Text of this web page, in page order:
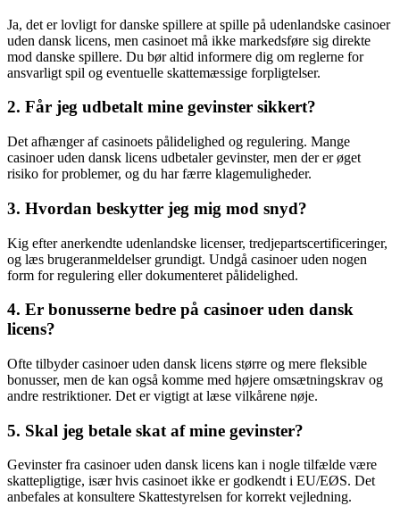
Ja, det er lovligt for danske spillere at spille på udenlandske casinoer
uden dansk licens, men casinoet må ikke markedsføre sig direkte
mod danske spillere. Du bør altid informere dig om reglerne for
ansvarligt spil og eventuelle skattemæssige forpligtelser.
2. Får jeg udbetalt mine gevinster sikkert?
Det afhænger af casinoets pålidelighed og regulering. Mange
casinoer uden dansk licens udbetaler gevinster, men der er øget
risiko for problemer, og du har færre klagemuligheder.
3. Hvordan beskytter jeg mig mod snyd?
Kig efter anerkendte udenlandske licenser, tredjepartscertificeringer,
og læs brugeranmeldelser grundigt. Undgå casinoer uden nogen
form for regulering eller dokumenteret pålidelighed.
4. Er bonusserne bedre på casinoer uden dansk
licens?
Ofte tilbyder casinoer uden dansk licens større og mere fleksible
bonusser, men de kan også komme med højere omsætningskrav og
andre restriktioner. Det er vigtigt at læse vilkårene nøje.
5. Skal jeg betale skat af mine gevinster?
Gevinster fra casinoer uden dansk licens kan i nogle tilfælde være
skattepligtige, især hvis casinoet ikke er godkendt i EU/EØS. Det
anbefales at konsultere Skattestyrelsen for korrekt vejledning.